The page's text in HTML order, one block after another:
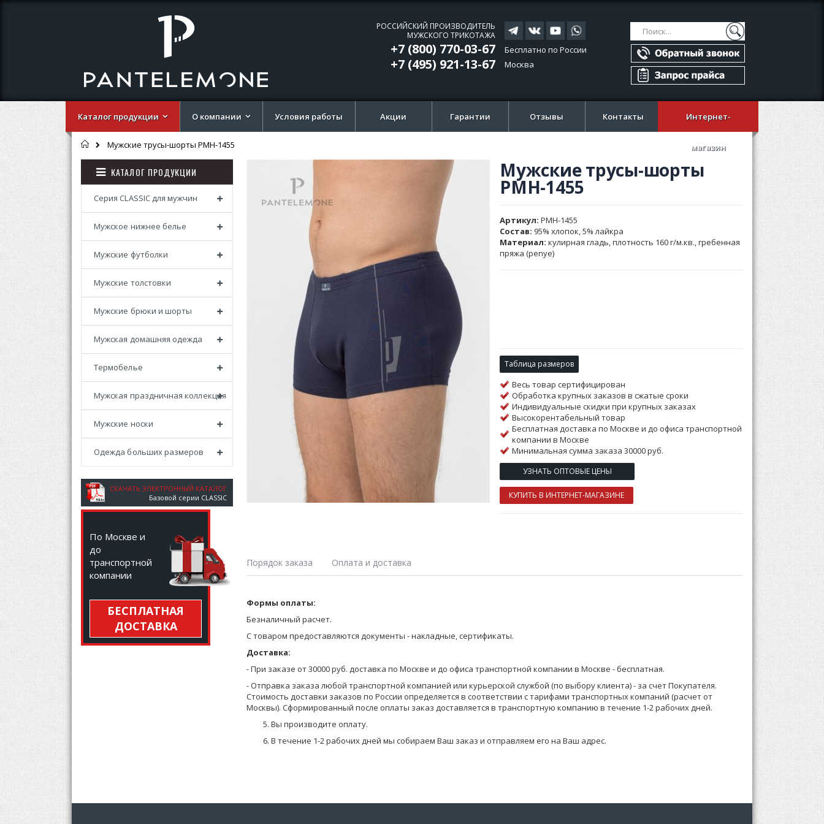
Поиск
Поиск
РОССИЙСКИЙ ПРОИЗВОДИТЕЛЬ
МУЖСКОГО ТРИКОТАЖА
+7 (800) 770-03-67
+7 (495) 921-13-67
Бесплатно по России
Москва
Каталог продукции О компании Условия работы Акции Гарантии Отзывы Контакты Интернет-
магазин
Главная
Мужские трусы-шорты PMH-1455
галереи
изображений
галереи
изображений
Мужские трусы-шорты
PMH-1455
Артикул PMH-1455
Состав: 95% хлопок, 5% лайкра
Материал: кулирная гладь, плотность 160 г/м.кв., гребенная
пряжа (penye)
Таблица размеров
Весь товар сертифицирован
Обработка крупных заказов в сжатые сроки
Индивидуальные скидки при крупных заказах
Высокорентабельный товар
Бесплатная доставка по Москве и до офиса транспортной
компании в Москве
Минимальная сумма заказа 30000 руб.
УЗНАТЬ ОПТОВЫЕ ЦЕНЫ
КУПИТЬ В ИНТЕРНЕТ-МАГАЗИНЕ
Порядок заказа
Оставьте заявку на получение Прайса любым удобным для Вас способом:
на сайте;
позвоните по телефону 8-800-770-03-67 (бесплатно по России), 8(495) 921-13-67 (Москва) или 8 (916) 58-544-58;
Мы высылаем Вам бланки заказа с ценами на электронную почту.
Вы формируете заказ в бланках (в формате Эксель) и отправляете его менеджеру или формируете заказ по телефону.
Уточняем детали оплаты и доставки, мы предоставляем Вам скидку в зависимости от суммы заказа, Выставляем счет
на оплату.
Вы производите оплату.
В течение 1-2 рабочих дней мы собираем Ваш заказ и отправляем его на Ваш адрес.
Оплата и доставка
Формы оплаты:
Безналичный расчет.
С товаром предоставляются документы - накладные, сертификаты.
Доставка:
- При заказе от 30000 руб. доставка по Москве и до офиса транспортной компании в Москве -бесплатная.
- Отправка заказа любой транспортной компанией или курьерской службой (по выбору клиента) - за счет Покупателя.
Стоимость доставки заказов по России определяется в соответствии с тарифами транспортных компаний (расчет от
Москвы). Сформированный после оплаты заказ доставляется в транспортную компанию в течение 1-2 рабочих дней.
КАТАЛОГ ПРОДУКЦИИ
Серия CLASSIC для мужчин
Мужское нижнее белье
Мужские футболки
Мужские толстовки
Мужские брюки и шорты
Мужская домашняя одежда
Термобелье
Мужская праздничная коллекция
Мужские носки
Одежда больших размеров
СКАЧАТЬ ЭЛЕКТРОННЫЙ КАТАЛОГ
Базовой серии CLASSIC
По Москве и
до
транспортной
компании
БЕСПЛАТНАЯ
ДОСТАВКА